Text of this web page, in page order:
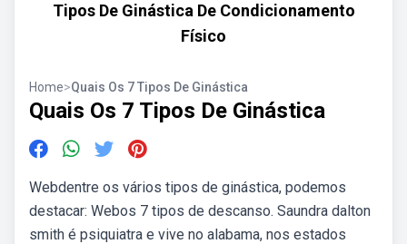
Tipos De Ginástica De Condicionamento
Físico
Home>Quais Os 7 Tipos De Ginástica
Quais Os 7 Tipos De Ginástica
Webdentre os vários tipos de ginástica, podemos
destacar: Webos 7 tipos de descanso. Saundra dalton
smith é psiquiatra e vive no alabama, nos estados